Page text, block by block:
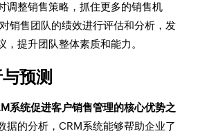
调整销售策略，抓住更多的销售机
销售团队的绩效进行评估和分析，发
，提升团队整体素质和能力。
预测
系统促进客户销售管理的核心优势之
据的分析，CRM系统能够帮助企业了